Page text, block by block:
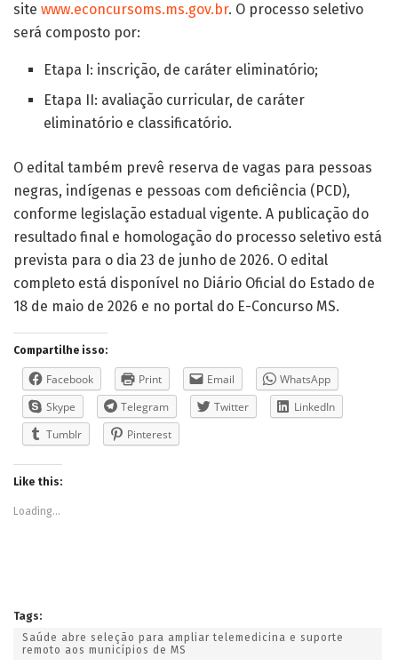
site www.econcursoms.ms.gov.br. O processo seletivo
será composto por:
Etapa I: inscrição, de caráter eliminatório;
Etapa II: avaliação curricular, de caráter
eliminatório e classificatório.
O edital também prevê reserva de vagas para pessoas
negras, indígenas e pessoas com deficiência (PCD),
conforme legislação estadual vigente. A publicação do
resultado final e homologação do processo seletivo está
prevista para o dia 23 de junho de 2026. O edital
completo está disponível no Diário Oficial do Estado de
18 de maio de 2026 e no portal do E-Concurso MS.
Compartilhe isso:
Facebook Print Email
WhatsApp
Skype
Telegram Twitter
LinkedIn
Tumblr
Pinterest
Like this:
Loading...
Tags:
Saúde abre seleção para ampliar telemedicina e suporte
remoto aos municípios de MS